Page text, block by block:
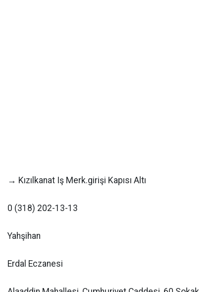
→ Kızılkanat Iş Merk.girişi Kapısı Altı
0 (318) 202-13-13
Yahşihan
Erdal Eczanesi